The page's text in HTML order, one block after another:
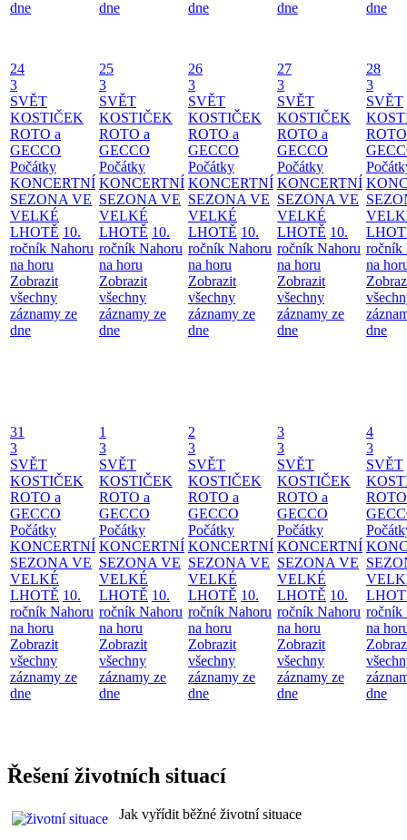
dne
dne
dne
dne
dne
24
3
SVĚT
KOSTIČEK
ROTO a
GECCO
Počátky
KONCERTNÍ
SEZONA VE
VELKÉ
LHOTĚ 10.
ročník Nahoru
na horu
Zobrazit
všechny
záznamy ze
dne
25
3
SVĚT
KOSTIČEK
ROTO a
GECCO
Počátky
KONCERTNÍ
SEZONA VE
VELKÉ
LHOTĚ 10.
ročník Nahoru
na horu
Zobrazit
všechny
záznamy ze
dne
26
3
SVĚT
KOSTIČEK
ROTO a
GECCO
Počátky
KONCERTNÍ
SEZONA VE
VELKÉ
LHOTĚ 10.
ročník Nahoru
na horu
Zobrazit
všechny
záznamy ze
dne
27
3
SVĚT
KOSTIČEK
ROTO a
GECCO
Počátky
KONCERTNÍ
SEZONA VE
VELKÉ
LHOTĚ 10.
ročník Nahoru
na horu
Zobrazit
všechny
záznamy ze
dne
28
3
SVĚT
ročník
na
dne
31
3
SVĚT
KOSTIČEK
ROTO a
GECCO
Počátky
KONCERTNÍ
SEZONA VE
VELKÉ
LHOTĚ 10.
ročník Nahoru
na horu
Zobrazit
všechny
záznamy ze
dne
1
3
SVĚT
KOSTIČEK
ROTO a
GECCO
Počátky
KONCERTNÍ
SEZONA VE
VELKÉ
LHOTĚ 10.
ročník Nahoru
na horu
Zobrazit
všechny
záznamy ze
dne
2
3
SVĚT
KOSTIČEK
ROTO a
GECCO
Počátky
KONCERTNÍ
SEZONA VE
VELKÉ
LHOTĚ 10.
ročník Nahoru
na horu
Zobrazit
všechny
záznamy ze
dne
3
3
SVĚT
KOSTIČEK
ROTO a
GECCO
Počátky
KONCERTNÍ
SEZONA VE
VELKÉ
LHOTĚ 10.
ročník Nahoru
na horu
Zobrazit
všechny
záznamy ze
dne
4
3
SVĚT
ročník
na
dne
Řešení životních situací
Jak vyřídit běžné životní situace